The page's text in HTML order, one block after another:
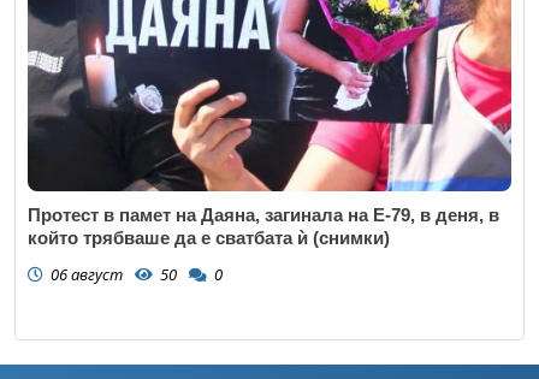
Протест в памет на Даяна, загинала на Е-79, в деня, в
който трябваше да е сватбата ѝ (снимки)
06 август 50 0